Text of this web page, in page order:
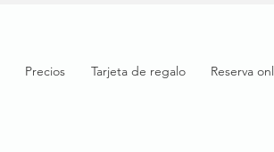
Precios Tarjeta de regalo Reserva